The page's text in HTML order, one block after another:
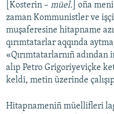
[Kosterin – müel. ] oña
zaman Kommunistler ve
muşaferesine hitapname
qırımtatarlar aqqında
«Qırımtatarlarnıñ
alıp Petro Grigoriyeviçke
keldi, metin üzerinde
Hitapnameniñ müellifleri